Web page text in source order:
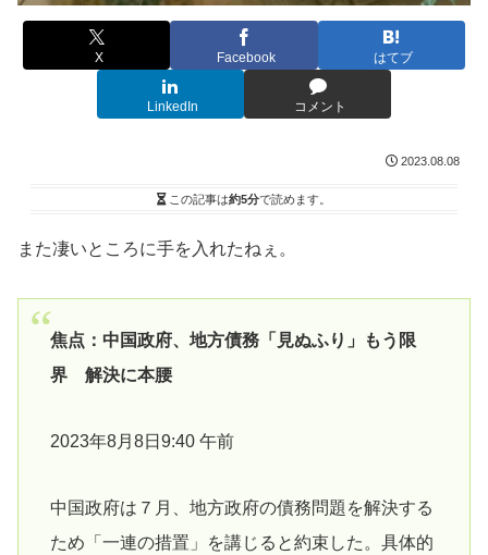
X Facebook はてブ
LinkedIn コメント
2023.08.08
この記事は約5分で読めます。
また凄いところに手を入れたねぇ。
焦点：中国政府、地方債務「見ぬふり」もう限
界 解決に本腰
2023年8月8日9:40 午前
中国政府は７月、地方政府の債務問題を解決する
ため「一連の措置」を講じると約束した。具体的